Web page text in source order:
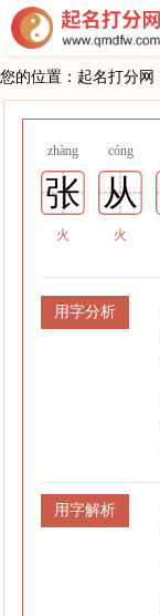
您的位置： 起名打分网
zhàng cóng
张 从
火 火
用字分析
用字解析